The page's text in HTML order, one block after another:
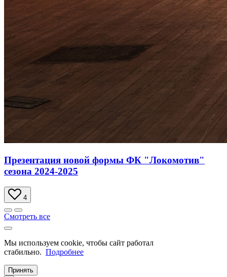
Презентация новой формы ФК "Локомотив"
сезона 2024-2025
4
Смотреть все
Мы используем cookie, чтобы сайт работал
стабильно. Подробнее
Принять